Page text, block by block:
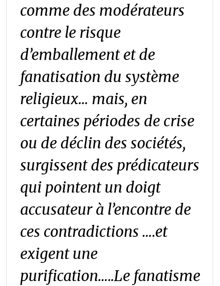
comme des modérateurs
contre le risque
d’emballement et de
fanatisation du système
religieux… mais, en
certaines périodes de crise
ou de déclin des sociétés,
surgissent des prédicateurs
qui pointent un doigt
accusateur à l’encontre de
ces contradictions ….et
exigent une
purification…..Le fanatisme